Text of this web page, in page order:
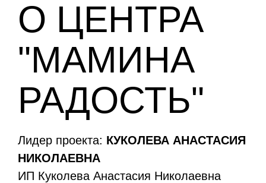
О ЦЕНТРА
"МАМИНА
РАДОСТЬ"
Лидер проекта: КУКОЛЕВА АНАСТАСИЯ
НИКОЛАЕВНА
ИП Куколева Анастасия Николаевна